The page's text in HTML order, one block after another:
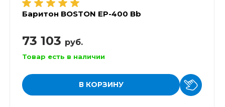
Баритон BOSTON EP-400 Bb
73 103 руб.
Товар есть в наличии
В КОРЗИНУ